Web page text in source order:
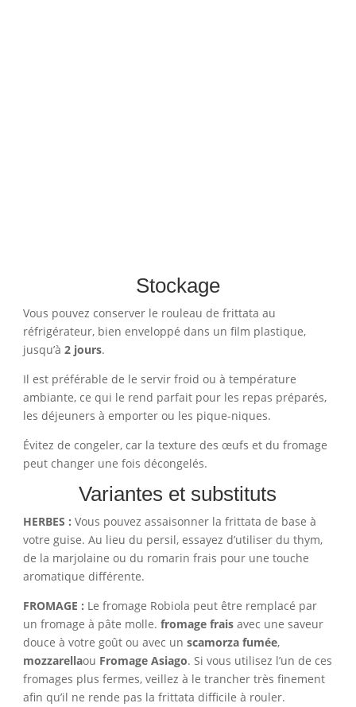
Stockage
Vous pouvez conserver le rouleau de frittata au
réfrigérateur, bien enveloppé dans un film plastique,
jusqu’à 2 jours.
Il est préférable de le servir froid ou à température
ambiante, ce qui le rend parfait pour les repas préparés,
les déjeuners à emporter ou les pique-niques.
Évitez de congeler, car la texture des œufs et du fromage
peut changer une fois décongelés.
Variantes et substituts
HERBES : Vous pouvez assaisonner la frittata de base à
votre guise. Au lieu du persil, essayez d’utiliser du thym,
de la marjolaine ou du romarin frais pour une touche
aromatique différente.
FROMAGE : Le fromage Robiola peut être remplacé par
un fromage à pâte molle. fromage fraisavec une saveur
douce à votre goût ou avec un scamorza fumée,
mozzarellaou Fromage Asiago. Si vous utilisez l’un de ces
fromages plus fermes, veillez à le trancher très finement
afin qu’il ne rende pas la frittata difficile à rouler.